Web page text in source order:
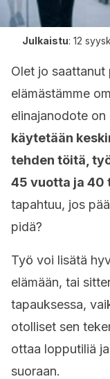
Julkaistu: 12
Olet jo saattanut
elämästämme
elinajanodote
käytetään
tehden töitä,
45 vuotta ja 40
tapahtuu, jos
pidä?
Työ voi lisätä
elämään, tai
tapauksessa,
otolliset sen
ottaa lopputiliä
suoraan.